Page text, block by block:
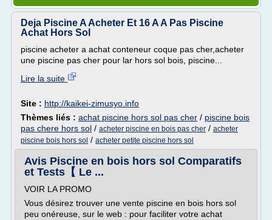
Deja Piscine A Acheter Et 16 A A Pas Piscine
Achat Hors Sol
piscine acheter a achat conteneur coque pas cher,acheter
une piscine pas cher pour lar hors sol bois, piscine...
Lire la suite
Site : http://kaikei-zimusyo.info
Thèmes liés : achat piscine hors sol pas cher / piscine bois
pas chere hors sol / acheter piscine en bois pas cher / acheter
piscine bois hors sol / acheter petite piscine hors sol
Avis Piscine en bois hors sol Comparatifs
et Tests【 Le ...
VOIR LA PROMO
Vous désirez trouver une vente piscine en bois hors sol
peu onéreuse, sur le web : pour faciliter votre achat